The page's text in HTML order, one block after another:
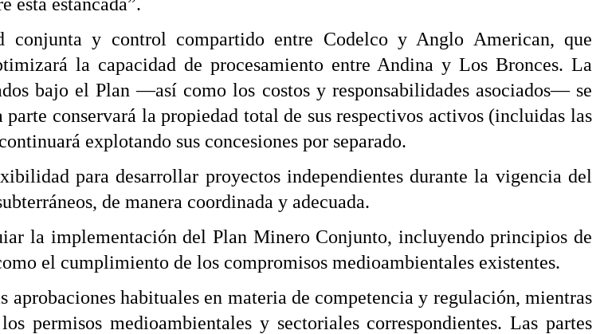
conjunta y control compartido entre Codelco y Anglo American, que
la capacidad de procesamiento entre Andina y Los Bronces. La
bajo el Plan —así como los costos y responsabilidades asociados— se
conservará la propiedad total de sus respectivos activos (incluidas las
explotando sus concesiones por separado.
para desarrollar proyectos independientes durante la vigencia del
de manera coordinada y adecuada.
la implementación del Plan Minero Conjunto, incluyendo principios de
el cumplimiento de los compromisos medioambientales existentes.
habituales en materia de competencia y regulación, mientras
permisos medioambientales y sectoriales correspondientes. Las partes